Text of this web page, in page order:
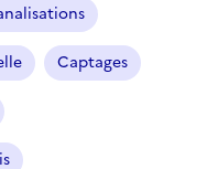
Captages